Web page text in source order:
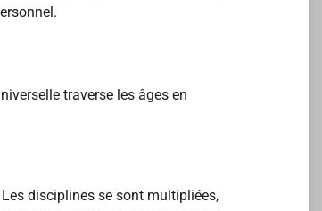
traverse les âges en
disciplines se sont multipliées,